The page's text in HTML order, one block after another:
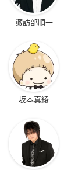
諏訪部順一
坂本真綾